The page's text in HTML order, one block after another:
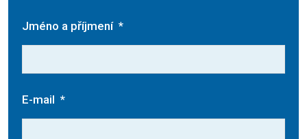
Jméno a příjmení *
E-mail *